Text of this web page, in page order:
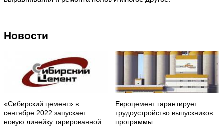
Новости
«Сибирский цемент» в
сентябре 2022 запускает
новую линейку тарированной
Евроцемент гарантирует
трудоустройство выпускников
программы